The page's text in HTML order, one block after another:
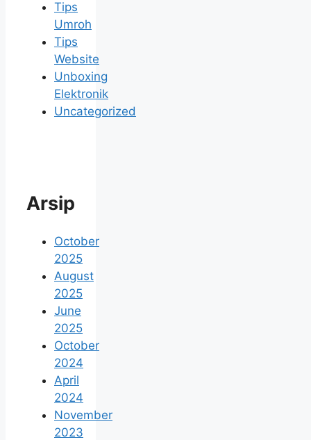
Tips
Umroh
Tips
Website
Unboxing
Elektronik
Uncategorized
Arsip
October
2025
August
2025
June
2025
October
2024
April
2024
November
2023